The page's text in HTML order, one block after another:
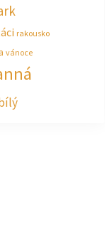
rakousko
vánoce